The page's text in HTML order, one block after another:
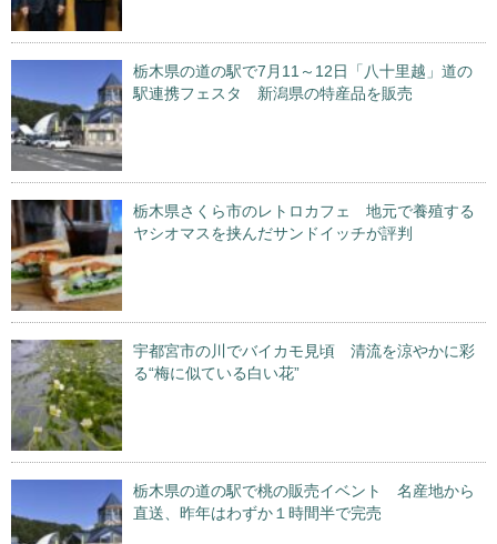
栃木県の道の駅で7月11～12日「八十里越」道の
駅連携フェスタ 新潟県の特産品を販売
栃木県さくら市のレトロカフェ 地元で養殖する
ヤシオマスを挟んだサンドイッチが評判
宇都宮市の川でバイカモ見頃 清流を涼やかに彩
る“梅に似ている白い花”
栃木県の道の駅で桃の販売イベント 名産地から
直送、昨年はわずか１時間半で完売